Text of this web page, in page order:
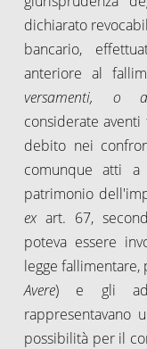
dichiarato
bancario,
anteriore al
versamenti, o
considerate
debito nei
comunque atti a
patrimonio
exart. 67,
poteva essere
legge
Avere) e gli
rappresentavano
possibilità per il